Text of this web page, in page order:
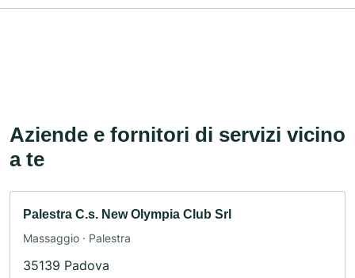
Aziende e fornitori di servizi vicino
a te
Palestra C.s. New Olympia Club Srl
Massaggio · Palestra
35139 Padova